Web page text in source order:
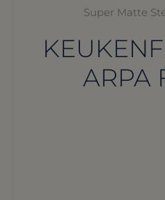
Super Matte
ARPA